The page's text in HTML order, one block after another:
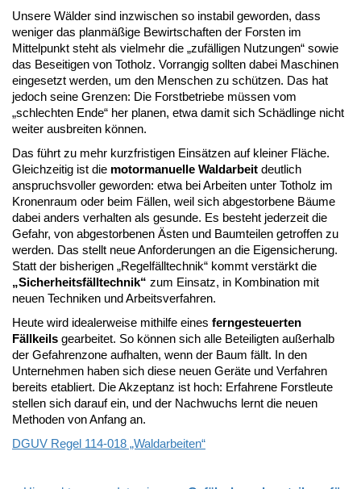
Unsere Wälder sind inzwischen so instabil geworden, dass
weniger das planmäßige Bewirtschaften der Forsten im
Mittelpunkt steht als vielmehr die „zufälligen Nutzungen“ sowie
das Beseitigen von Totholz. Vorrangig sollten dabei Maschinen
eingesetzt werden, um den Menschen zu schützen. Das hat
jedoch seine Grenzen: Die Forstbetriebe müssen vom
„schlechten Ende“ her planen, etwa damit sich Schädlinge nicht
weiter ausbreiten können.
Das führt zu mehr kurzfristigen Einsätzen auf kleiner Fläche.
Gleichzeitig ist die motormanuelle Waldarbeit deutlich
anspruchsvoller geworden: etwa bei Arbeiten unter Totholz im
Kronenraum oder beim Fällen, weil sich abgestorbene Bäume
dabei anders verhalten als gesunde. Es besteht jederzeit die
Gefahr, von abgestorbenen Ästen und Baumteilen getroffen zu
werden. Das stellt neue Anforderungen an die Eigensicherung.
Statt der bisherigen „Regelfälltechnik“ kommt verstärkt die
„Sicherheitsfälltechnik“ zum Einsatz, in Kombination mit
neuen Techniken und Arbeitsverfahren.
Heute wird idealerweise mithilfe eines ferngesteuerten
Fällkeils gearbeitet. So können sich alle Beteiligten außerhalb
der Gefahrenzone aufhalten, wenn der Baum fällt. In den
Unternehmen haben sich diese neuen Geräte und Verfahren
bereits etabliert. Die Akzeptanz ist hoch: Erfahrene Forstleute
stellen sich darauf ein, und der Nachwuchs lernt die neuen
Methoden von Anfang an.
DGUV Regel 114-018 „Waldarbeiten“